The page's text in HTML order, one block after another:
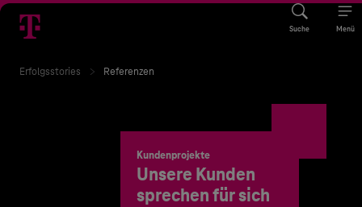
Suche Menü
Erfolgsstories Referenzen
Kundenprojekte
Unsere Kunden
sprechen für sich